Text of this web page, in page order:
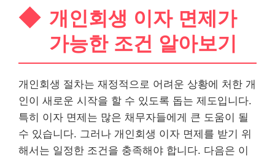
개인회생 이자 면제가
가능한 조건 알아보기
개인회생 절차는 재정적으로 어려운 상황에 처한 개
인이 새로운 시작을 할 수 있도록 돕는 제도입니다.
특히 이자 면제는 많은 채무자들에게 큰 도움이 될
수 있습니다. 그러나 개인회생 이자 면제를 받기 위
해서는 일정한 조건을 충족해야 합니다. 다음은 이